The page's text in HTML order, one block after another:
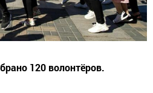
120 волонтёров.